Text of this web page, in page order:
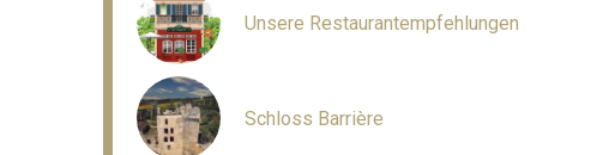
Unsere Restaurantempfehlungen
Schloss Barrière